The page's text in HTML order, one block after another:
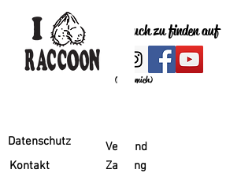
auch zu finden auf
(klick mich)
Kontakt
Datenschutz
Versand
Zahlung